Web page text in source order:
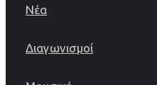
Νέα
Διαγωνισμοί